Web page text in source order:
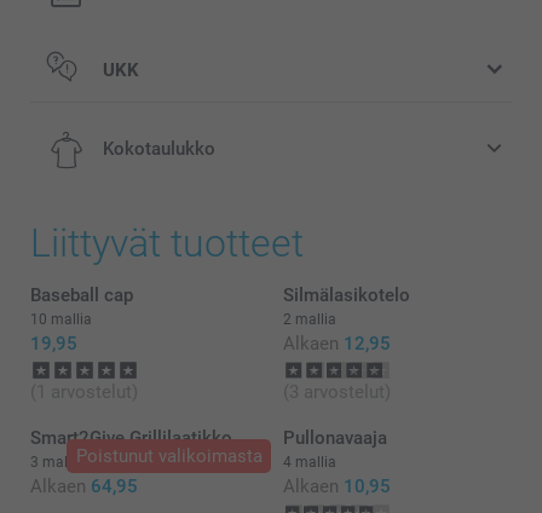
Rumpukuivaus:
Silitys:
Valkaisu:
UKK
Kokotaulukko
XS-S
52-54 cm
S-M
54-56 cm
M-L
Liittyvät tuotteet
Baseball cap
10 mallia
19,95
(1 arvostelut)
Silmälasikotelo
2 mallia
Alkaen 12,95
(3 arvostelut)
Poistunut valikoimasta
Smart2Give Grillilaatikko
3 mallia
Alkaen 64,95
Pullonavaaja
4 mallia
Alkaen 10,95